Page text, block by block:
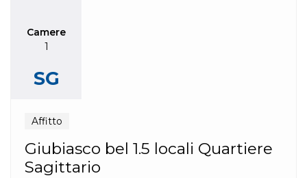
Camere
1
SG
Affitto
Giubiasco bel 1.5 locali Quartiere
Sagittario